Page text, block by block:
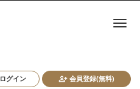
ログイン 会員登録(無料)
ナ